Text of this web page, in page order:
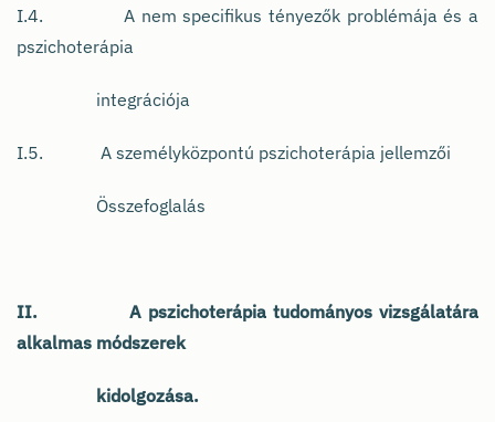
I.4. A nem specifikus tényezők problémája és a
pszichoterápia
integrációja
I.5. A személyközpontú pszichoterápia jellemzői
Összefoglalás
II. A pszichoterápia tudományos vizsgálatára
alkalmas módszerek
kidolgozása.